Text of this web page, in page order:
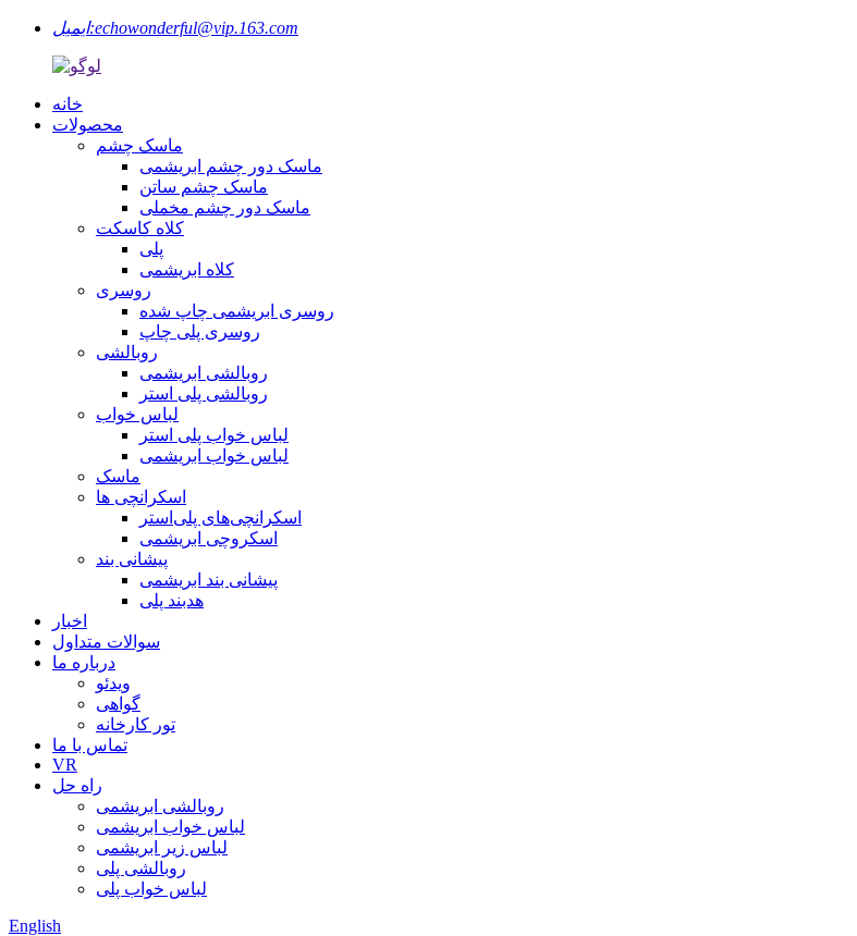
ایمیل:echowonderful@vip.163.com
خانه
محصولات
ماسک چشم
ماسک دور چشم ابریشمی
ماسک چشم ساتن
ماسک دور چشم مخملی
کلاه کاسکت
پلی
کلاه ابریشمی
روسری
روسری ابریشمی چاپ شده
روسری پلی چاپ
روبالشی
روبالشی ابریشمی
روبالشی پلی استر
لباس خواب
لباس خواب پلی استر
لباس خواب ابریشمی
ماسک
اسکرانچی ها
اسکرانچی‌های پلی‌استر
اسکروچی ابریشمی
پیشانی بند
پیشانی بند ابریشمی
هدبند پلی
اخبار
سوالات متداول
درباره ما
ویدئو
گواهی
تور کارخانه
تماس با ما
VR
راه حل
روبالشی ابریشمی
لباس خواب ابریشمی
لباس زیر ابریشمی
روبالشی پلی
لباس خواب پلی
English